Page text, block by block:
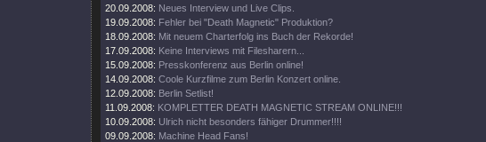
20.09.2008: Neues Interview und Live Clips.
19.09.2008: Fehler bei "Death Magnetic" Produktion?
18.09.2008: Mit neuem Charterfolg ins Buch der Rekorde!
17.09.2008: Keine Interviews mit Filesharern...
15.09.2008: Presskonferenz aus Berlin online!
14.09.2008: Coole Kurzfilme zum Berlin Konzert online.
12.09.2008: Berlin Setlist!
11.09.2008: KOMPLETTER DEATH MAGNETIC STREAM ONLINE!!!
10.09.2008: Ulrich nicht besonders fähiger Drummer!!!!
09.09.2008: Machine Head Fans!